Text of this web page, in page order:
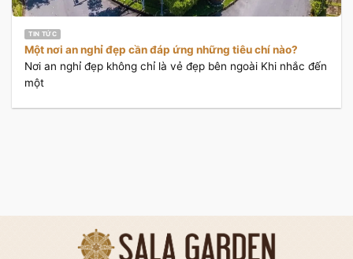
TIN TỨC
Một nơi an nghỉ đẹp cần đáp ứng những tiêu chí nào?
Nơi an nghỉ đẹp không chỉ là vẻ đẹp bên ngoài Khi nhắc đến
một